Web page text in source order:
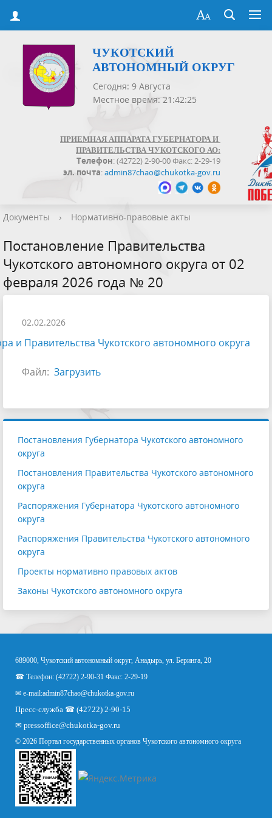
ЧУКОТСКИЙ
АВТОНОМНЫЙ ОКРУГ
Сегодня: 9 Августа
Местное время: 21:42:25
ПРИЕМНАЯ АППАРАТА ГУБЕРНАТОРА И
ПРАВИТЕЛЬСТВА ЧУКОТСКОГО АО:
Телефон: (42722) 2-90-00 Факс: 2-29-19
эл. почта:admin87chao@chukotka-gov.ru
Документы › Нормативно-правовые акты
Постановление Правительства
Чукотского автономного округа от 02
февраля 2026 года № 20
02.02.2026
и Правительства Чукотского автономного округа
Файл: Загрузить
Постановления Губернатора Чукотского автономного
округа
Постановления Правительства Чукотского автономного
округа
Распоряжения Губернатора Чукотского автономного
округа
Распоряжения Правительства Чукотского автономного
округа
Проекты нормативно правовых актов
Законы Чукотского автономного округа
689000, Чукотский автономный округ, Анадырь, ул. Беринга, 20
☎ Телефон: (42722) 2-90-31 Факс: 2-29-19
✉ e-mail:admin87chao@chukotka-gov.ru
Пресс-служба ☎ (42722) 2-90-15
✉ pressoffice@chukotka-gov.ru
© 2026 Портал государственных органов Чукотского автономного округа